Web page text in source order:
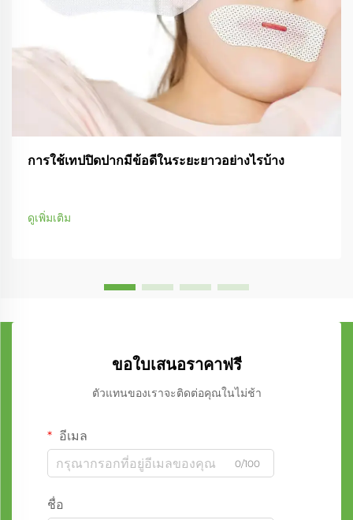
การใช้เทปปิดปากมีข้อดีในระยะยาวอย่างไรบ้าง
ดูเพิ่มเติม
ขอใบเสนอราคาฟรี
ตัวแทนของเราจะติดต่อคุณในไม่ช้า
อีเมล
0/100
ชื่อ